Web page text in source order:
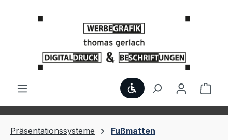
Werkzeugleiste
Präsentationssysteme Fußmatten